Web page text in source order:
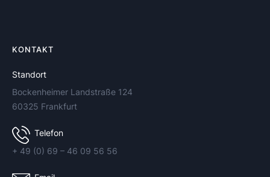
KONTAKT
Standort
Bockenheimer Landstraße 124
60325 Frankfurt
Telefon
+ 49 (0) 69 – 46 09 56 56